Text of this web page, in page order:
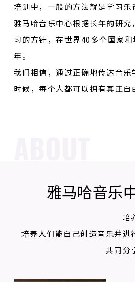
培训中，一般的方法就是学习乐
雅马哈音乐中心根据长年的研
习的方针，在世界40多个国家
年。
我们相信，通过正确地传达音
时候，每个人都可以拥有真正自
雅马哈音乐
培
培养人们能自己创造音乐并进
共同分